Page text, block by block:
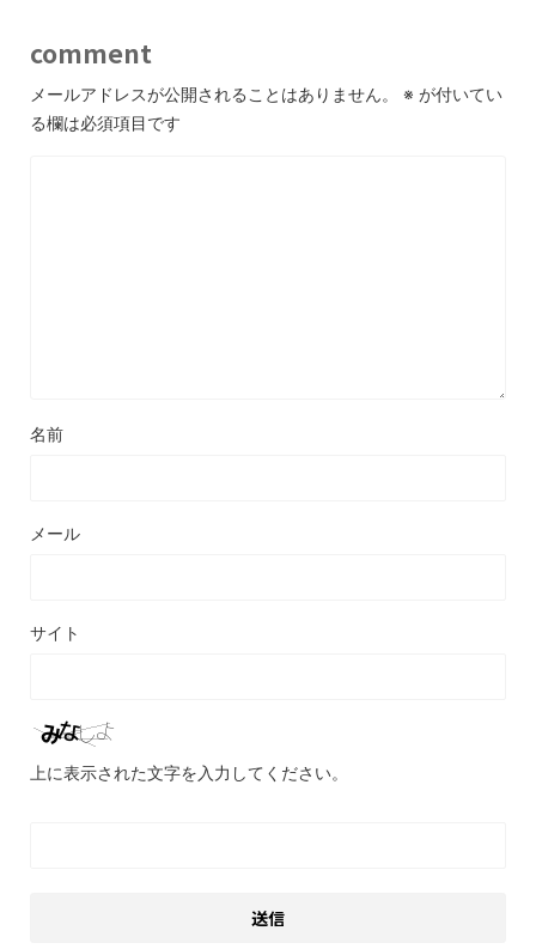
comment
メールアドレスが公開されることはありません。 ※ が付いてい
る欄は必須項目です
名前
メール
サイト
上に表示された文字を入力してください。